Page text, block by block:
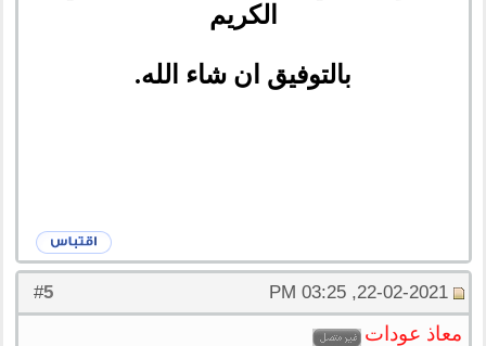
الكريم
بالتوفيق ان شاء الله.
#
5 22-02-2021, 03:25 PM
معاذ عودات